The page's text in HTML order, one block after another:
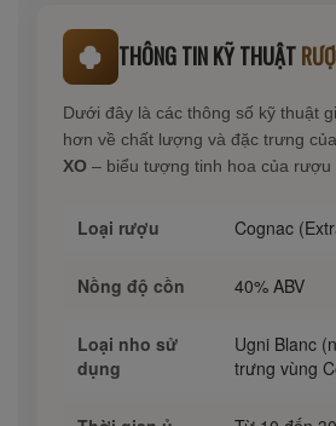
THÔNG TIN KỸ THUẬT
Dưới đây là các thông số kỹ thuật
hơn về chất lượng và đặc trưng
XO – biểu tượng tinh hoa của rượu
Loại rượu Cognac
Nồng độ cồn 40% ABV
Loại nho sử
dụng
Ugni Blanc
trưng vùng